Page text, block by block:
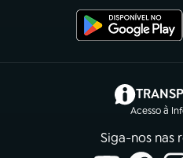
Acesso à
Siga-nos nas